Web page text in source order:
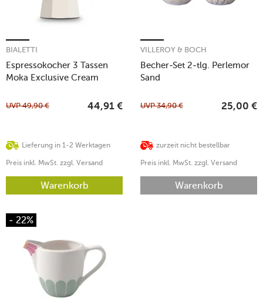
Espressokocher 3 Tassen
Moka Exclusive Cream
BIALETTI
Lieferung in 1-2 Werktagen
UVP49,90 € 44,91 €
Preis inkl. MwSt. zzgl. Versand
Warenkorb
Becher-Set 2-tlg. Perlemor
Sand
VILLEROY & BOCH
zurzeit nicht bestellbar
UVP34,90 € 25,00 €
Preis inkl. MwSt. zzgl. Versand
Warenkorb
- 22%